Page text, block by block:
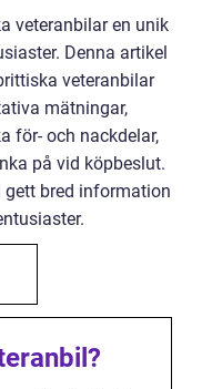
veteranbilar en unik
Denna artikel
veteranbilar
mätningar,
för- och nackdelar,
på vid köpbeslut.
gett bred information